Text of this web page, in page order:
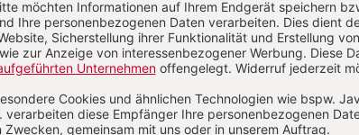
Im Abo
Ihr Plus: Zugriff auch auf alle anderen Artikel im
Abo-Bereich